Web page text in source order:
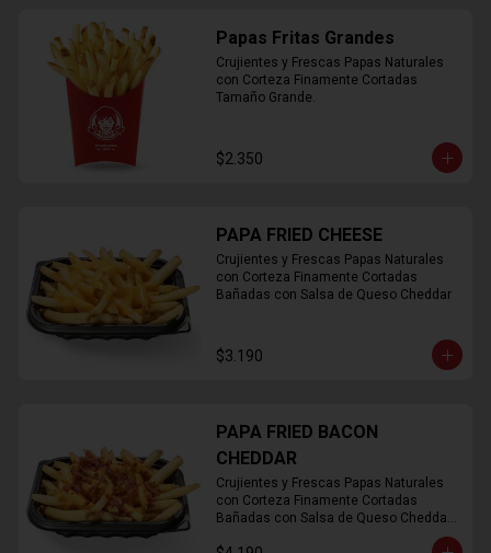
Papas Fritas Grandes
Crujientes y Frescas Papas Naturales
con Corteza Finamente Cortadas
Tamaño Grande.
$2.350
PAPA FRIED CHEESE
Crujientes y Frescas Papas Naturales
con Corteza Finamente Cortadas
Bañadas con Salsa de Queso Cheddar
$3.190
PAPA FRIED BACON
CHEDDAR
Crujientes y Frescas Papas Naturales
con Corteza Finamente Cortadas
Bañadas con Salsa de Queso Cheddar